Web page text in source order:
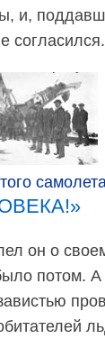
и,
согласился.
он о
потом.